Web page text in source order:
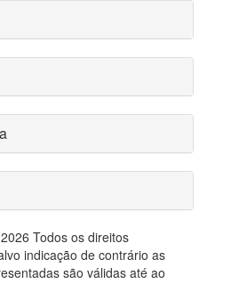
Todos os direitos
indicação de contrário as
são válidas até ao